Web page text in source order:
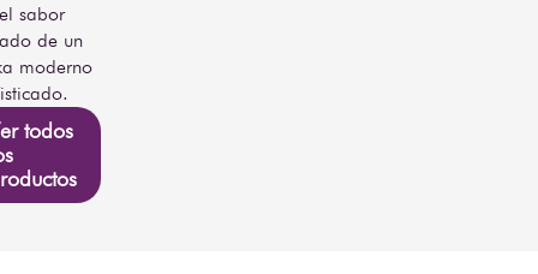
sabor
de un
moderno
todos